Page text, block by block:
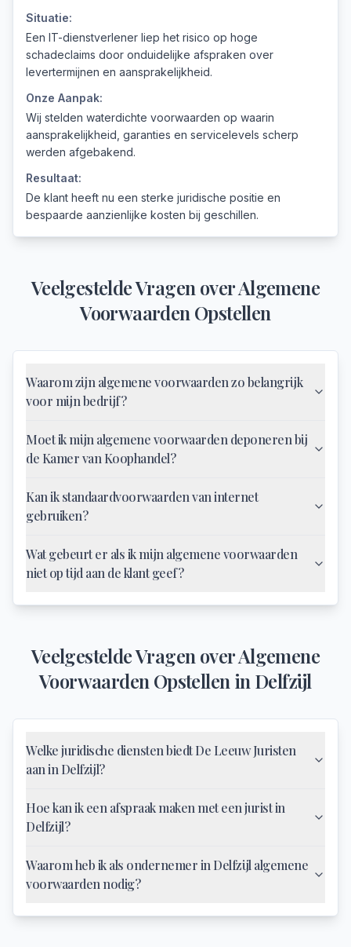
Situatie:
Een IT-dienstverlener liep het risico op hoge
schadeclaims door onduidelijke afspraken over
levertermijnen en aansprakelijkheid.
Onze Aanpak:
Wij stelden waterdichte voorwaarden op waarin
aansprakelijkheid, garanties en servicelevels scherp
werden afgebakend.
Resultaat:
De klant heeft nu een sterke juridische positie en
bespaarde aanzienlijke kosten bij geschillen.
Veelgestelde Vragen overAlgemene
Voorwaarden Opstellen
Waarom zijn algemene voorwaarden zo belangrijk
voor mijn bedrijf?
Moet ik mijn algemene voorwaarden deponeren bij
de Kamer van Koophandel?
Kan ik standaardvoorwaarden van internet
gebruiken?
Wat gebeurt er als ik mijn algemene voorwaarden
niet op tijd aan de klant geef?
Veelgestelde Vragen overAlgemene
Voorwaarden Opstellen in Delfzijl
Welke juridische diensten biedt De Leeuw Juristen
aan in Delfzijl?
Hoe kan ik een afspraak maken met een jurist in
Delfzijl?
Waarom heb ik als ondernemer in Delfzijl algemene
voorwaarden nodig?